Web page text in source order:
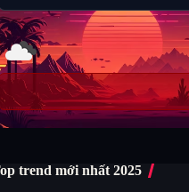
trend mới nhất 2025